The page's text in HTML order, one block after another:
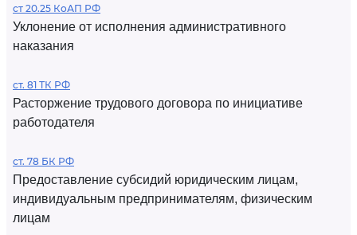
ст 20.25 КоАП РФ
Уклонение от исполнения административного
наказания
ст. 81 ТК РФ
Расторжение трудового договора по инициативе
работодателя
ст. 78 БК РФ
Предоставление субсидий юридическим лицам,
индивидуальным предпринимателям, физическим
лицам